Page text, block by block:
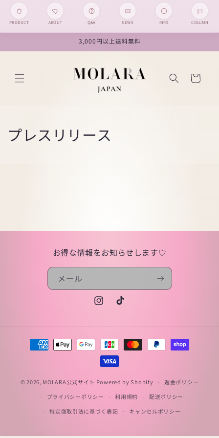
3,000円以上送料無料
ー
PRODUCT ABOUT Q&A NEWS INFO COLUMN
プレスリリース
お得な情報をお知らせします♡
メール
InstagramTikTok
法
© 2026, MOLARA公式サイト Powered by Shopify
返金ポリシー
プライバシーポリシー
利用規約
配送ポリシー
特定商取引法に基づく表記
キャンセルポリシー